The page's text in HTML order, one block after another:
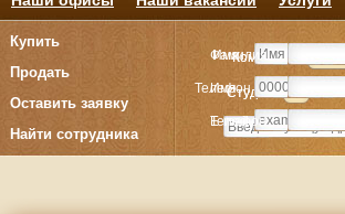
Купить
Продать
Оставить заявку
Найти сотрудника
Комнату
Студия
Комнату
Студия
Имя
Телефон
E-mail
Фамилия
Имя
Телефон